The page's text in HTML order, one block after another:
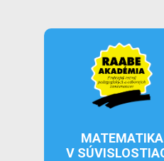
MATEMATIKA
V